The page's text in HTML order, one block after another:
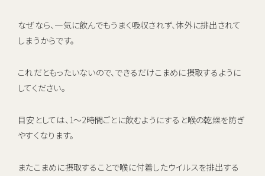
なぜなら、一気に飲んでもうまく吸収されず、体外に排出されて
しまうからです。
これだともったいないので、できるだけこまめに摂取するように
してください。
目安としては、1〜2時間ごとに飲むようにすると喉の乾燥を防ぎ
やすくなります。
またこまめに摂取することで喉に付着したウイルスを排出する